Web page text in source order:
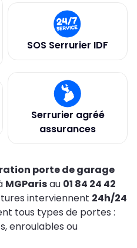
SOS Serrurier IDF
Serrurier agréé
assurances
porte de garage
MGParisau 01 84 24 42
interviennent 24h/24
tous types de portes :
enroulables ou